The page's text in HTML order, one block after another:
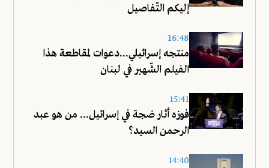
إليكم التّفاصيل
16:48
منتجه إسرائيلي...دعوات لمقاطعة هذا
الفيلم الشّهير في لبنان
15:41
فوزه أثار ضجة في إسرائيل... من هو عبد
الرحمن السيد؟
14:40